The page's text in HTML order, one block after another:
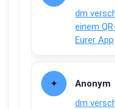
dm
einem
Eurer App
Anonym
dm